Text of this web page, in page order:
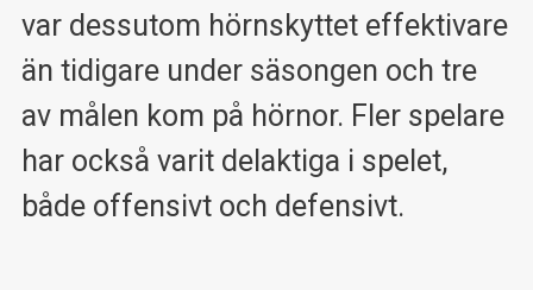
var dessutom hörnskyttet effektivare
än tidigare under säsongen och tre
av målen kom på hörnor. Fler spelare
har också varit delaktiga i spelet,
både offensivt och defensivt.